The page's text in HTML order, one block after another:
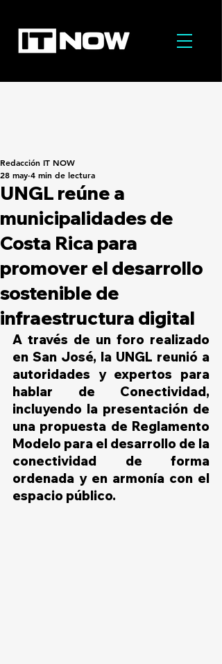
UNGL reúne a
municipalidades de
Costa Rica para
promover el desarrollo
sostenible de
infraestructura digital
Redacción IT NOW
28 may 4 min de lectura
A través de un foro realizado
en San José, la UNGL reunió a
autoridades y expertos para
hablar de Conectividad,
incluyendo la presentación de
una propuesta de Reglamento
Modelo para el desarrollo de la
conectividad de forma
ordenada y en armonía con el
espacio público.